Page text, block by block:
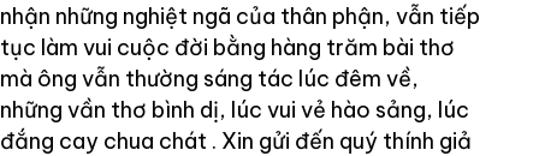
nhận những nghiệt ngã của thân phận, vẫn tiếp
tục làm vui cuộc đời bằng hàng trăm bài thơ
mà ông vẫn thường sáng tác lúc đêm về,
những vần thơ bình dị, lúc vui vẻ hào sảng, lúc
đắng cay chua chát . Xin gửi đến quý thính giả